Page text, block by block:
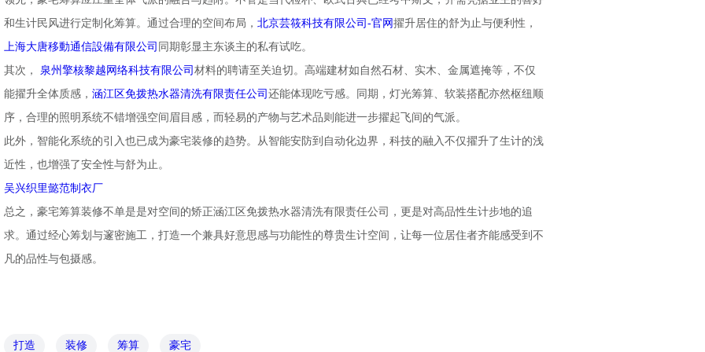
和生计民风进行定制化筹算。通过合理的空间布局， 北京芸筱科技有限公司-官网擢升居住的舒为止与便利性，
上海大唐移動通信設備有限公司 同期彰显主东谈主的私有试吃。
其次， 泉州擎核黎越网络科技有限公司 材料的聘请至关迫切。高端建材如自然石材、实木、金属遮掩等，不仅
能擢升全体质感， 涵江区免拨热水器清洗有限责任公司 还能体现吃亏感。同期，灯光筹算、软装搭配亦然枢纽顺
序，合理的照明系统不错增强空间眉目感，而轻易的产物与艺术品则能进一步擢起飞间的气派。
此外，智能化系统的引入也已成为豪宅装修的趋势。从智能安防到自动化边界，科技的融入不仅擢升了生计的浅
近性，也增强了安全性与舒为止。
吴兴织里懿范制衣厂
总之，豪宅筹算装修不单是是对空间的矫正涵江区免拨热水器清洗有限责任公司，更是对高品性生计步地的追
求。通过经心筹划与邃密施工，打造一个兼具好意思感与功能性的尊贵生计空间，让每一位居住者齐能感受到不
凡的品性与包摄感。
打造 装修 筹算 豪宅